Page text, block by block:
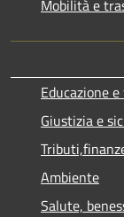
Mobilità e
Educazione
Giustizia e
Ambiente
Salute,